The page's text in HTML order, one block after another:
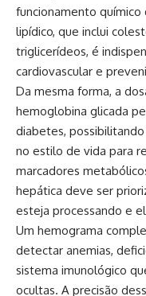
funcionamento
lipídico, que inclui
triglicerídeos, é
cardiovascular e
Da mesma forma, a
hemoglobina glicada
diabetes,
no estilo de vida para
marcadores
hepática deve ser
esteja processando e
Um hemograma
detectar anemias,
sistema imunológico
ocultas. A precisão